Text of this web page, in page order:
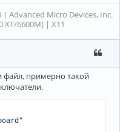
| Advanced Micro Devices, Inc.
XT/6600M] | X11
файл, примерно такой